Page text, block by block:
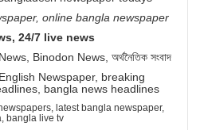
online bangla newspaper
24/7 live news
Binodon News, অর্থনৈতিক সংবাদ
Newspaper, breaking
bangla news headlines
latest bangla newspaper,
bangla live tv